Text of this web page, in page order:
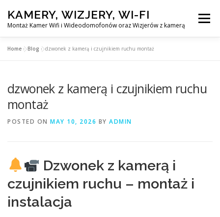
content
KAMERY, WIZJERY, WI-FI
Montaż Kamer Wifi i Wideodomofonów oraz Wizjerów z kamerą
Menu
MONTAŻ WIDEDOMOFONÓW
KONTAKT
EN
Home »Blog »dzwonek z kamerą i czujnikiem ruchu montaż
dzwonek z kamerą i czujnikiem ruchu
montaż
POSTED ON MAY 10, 2026 BY ADMIN
Dzwonek z kamerą i
czujnikiem ruchu – montaż i
instalacja